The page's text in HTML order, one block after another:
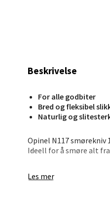
Beskrivelse
For alle godbiter
Bred og fleksibel
Naturlig og
Opinel N117 smørekniv
Ideell for å smøre alt
del av
Les mer